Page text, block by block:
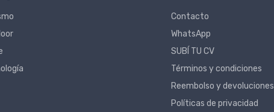
Contacto
WhatsApp
SUBÍ TU CV
Términos y condiciones
Reembolso y devoluciones
Políticas de privacidad